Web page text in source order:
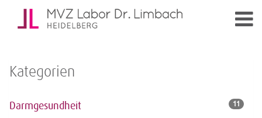
Kategorien
Darmgesundheit 11